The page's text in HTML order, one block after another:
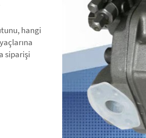
hangi
siparişi